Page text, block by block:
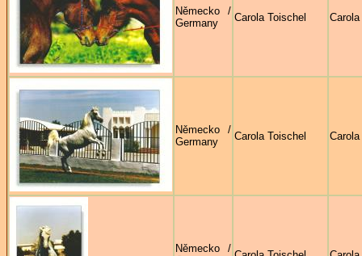
Německo /
Germany
Carola Toischel
Německo /
Germany
Carola Toischel
Německo /